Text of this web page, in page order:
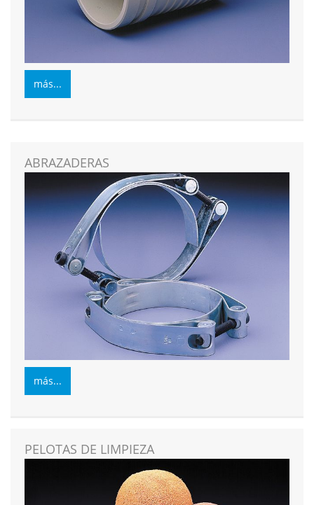
más...
ABRAZADERAS
más...
PELOTAS DE LIMPIEZA